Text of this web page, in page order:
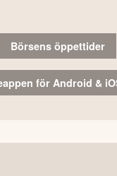
Börsens öppettider
för Android &